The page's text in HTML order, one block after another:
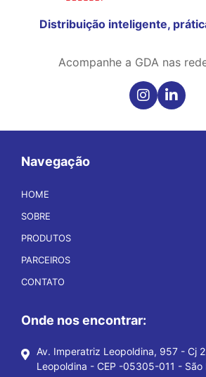
Distribuição inteligente,
Acompanhe a GDA nas
Navegação
HOME
SOBRE
PRODUTOS
PARCEIROS
CONTATO
Onde nos encontrar:
Av. Imperatriz Leopoldina, 957 - Cj
Leopoldina - CEP -05305-011 - São